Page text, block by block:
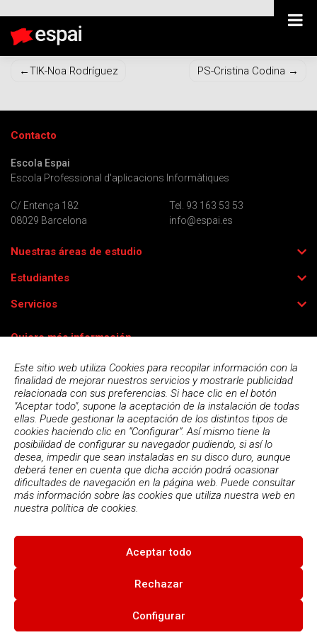
Este sitio web utiliza Cookies para recopilar información con la
finalidad de mejorar nuestros servicios y mostrarle publicidad
relacionada con sus preferencias. Si hace clic en el botón
"Aceptar todo", supone la aceptación de la instalación de todas
ellas. Puede gestionar la aceptación de los distintos tipos de
cookies haciendo clic en “Configurar”. Así mismo tiene la
posibilidad de configurar su navegador pudiendo, si así lo
desea, impedir que sean instaladas en su disco duro, aunque
deberá tener en cuenta que dicha acción podrá ocasionar
dificultades de navegación en la página web. Puede consultar
más información sobre las cookies que utiliza nuestra web en
nuestra política de cookies.
Aceptar todo
Rechazar
Configurar
Navegación
entradas
TIK-Noa Rodríguez PS-Cristina Codina
Contacto
Escola Espai
Escola Professional d'aplicacions Informàtiques
C/ Entença 182
08029 Barcelona
Tel. 93 163 53 53
info@espai.es
Nuestras áreas de estudio
Estudiantes
Servicios
Quiero más información
Acepto lapolítica de privacidad
© 2026
Condiciones de uso